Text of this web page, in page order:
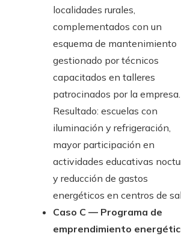
localidades rurales,
complementados con un
esquema de mantenimiento
gestionado por técnicos
capacitados en talleres
patrocinados por la empresa.
Resultado: escuelas con
iluminación y refrigeración,
mayor participación en
actividades educativas
y reducción de gastos
energéticos en centros de
Caso C — Programa de
emprendimiento